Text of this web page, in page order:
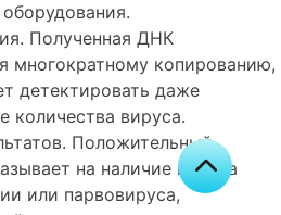
Полученная ДНК
многократному копированию,
детектировать даже
количества вируса.
Положительный
на наличие вируса
или парвовируса,